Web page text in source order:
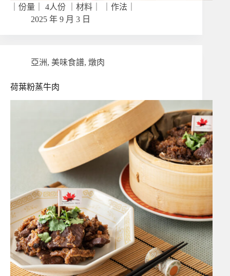
｜份量｜ 4人份 ｜材料｜ ｜作法｜
2025 年 9 月 3 日
亞洲, 美味食譜, 燉肉
荷葉粉蒸牛肉